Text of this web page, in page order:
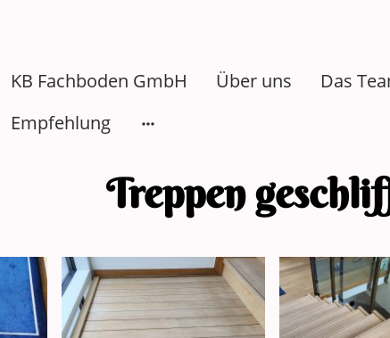
KB Fachboden GmbH Über uns Das
Empfehlung
Treppen